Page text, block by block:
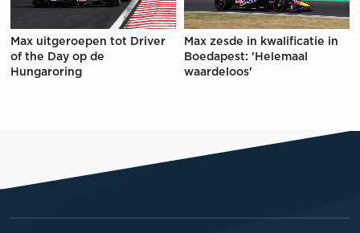
Max uitgeroepen tot Driver
of the Day op de
Hungaroring
Max zesde in kwalificatie in
Boedapest: 'Helemaal
waardeloos'